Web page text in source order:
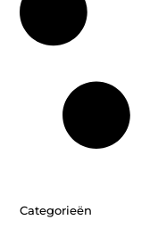
Categorieën